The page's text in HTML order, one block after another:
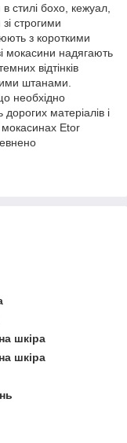
стилі бохо, кежуал,
строгими
з короткими
мокасини надягають
відтінків
штанами.
необхідно
матеріалів і
мокасинах Etor
шкіра
шкіра